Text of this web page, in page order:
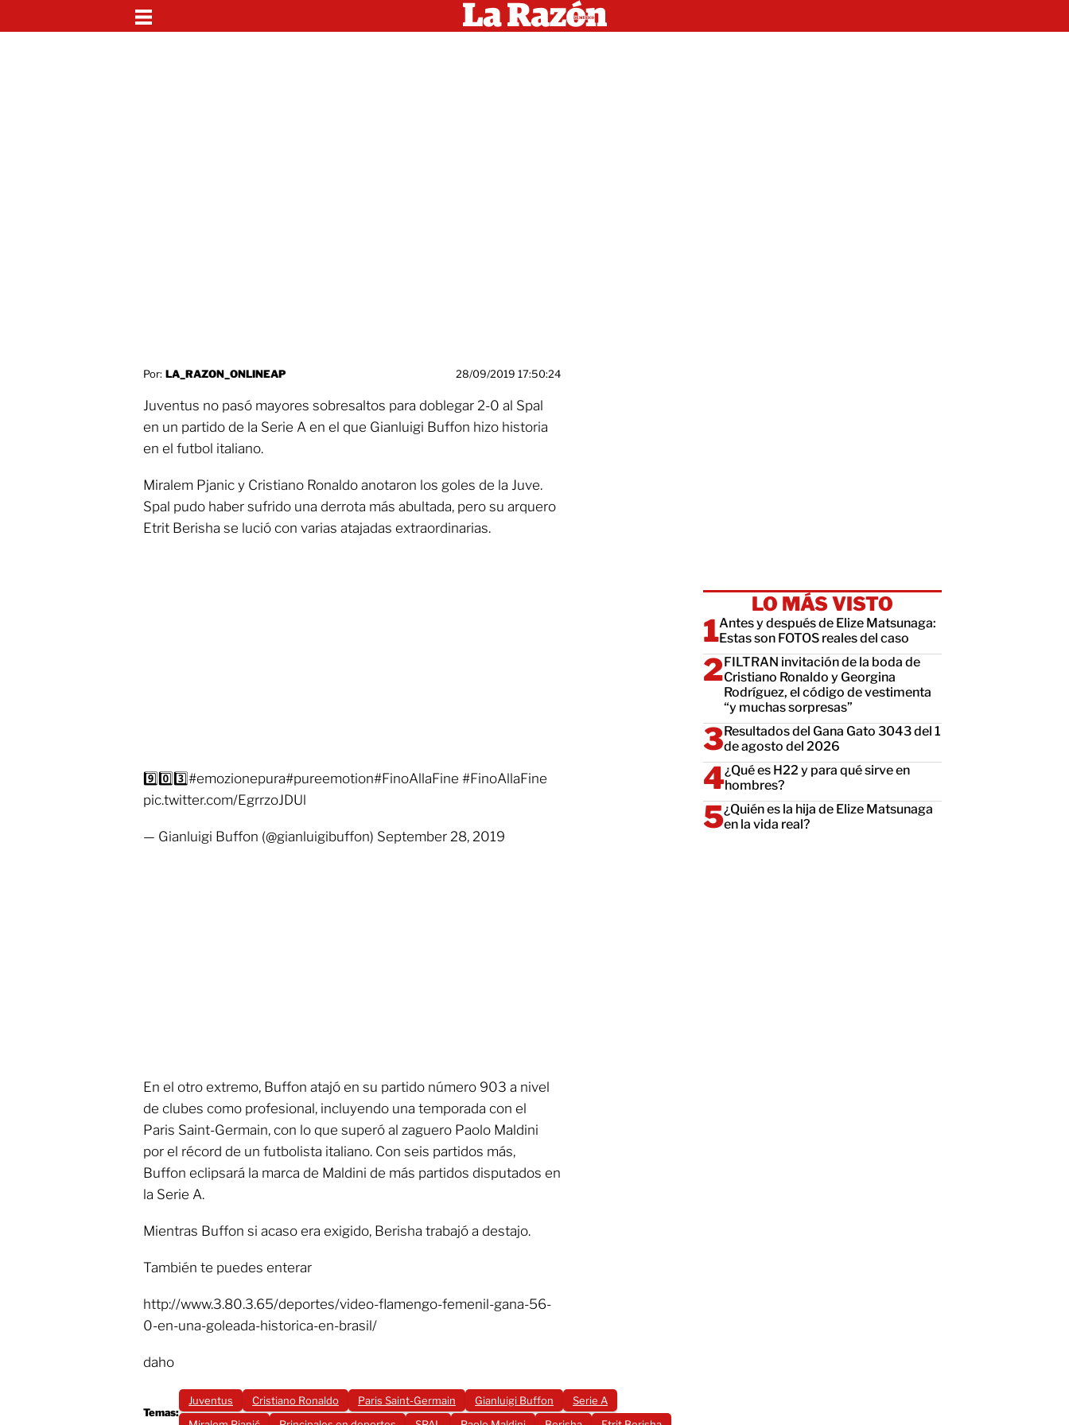
Por: LA_RAZON_ONLINEAP 28/09/2019 17:50:24
Juventus no pasó mayores sobresaltos para doblegar 2-0 al Spal
en un partido de la Serie A en el que Gianluigi Buffon hizo historia
en el futbol italiano.
Miralem Pjanic y Cristiano Ronaldo anotaron los goles de la Juve.
Spal pudo haber sufrido una derrota más abultada, pero su arquero
Etrit Berisha se lució con varias atajadas extraordinarias.
9️⃣0️⃣3️⃣#emozionepura#pureemotion#FinoAllaFine #FinoAllaFine
pic.twitter.com/EgrrzoJDUl
— Gianluigi Buffon (@gianluigibuffon) September 28, 2019
En el otro extremo, Buffon atajó en su partido número 903 a nivel
de clubes como profesional, incluyendo una temporada con el
Paris Saint-Germain, con lo que superó al zaguero Paolo Maldini
por el récord de un futbolista italiano. Con seis partidos más,
Buffon eclipsará la marca de Maldini de más partidos disputados en
la Serie A.
Mientras Buffon si acaso era exigido, Berisha trabajó a destajo.
También te puedes enterar
http://www.3.80.3.65/deportes/video-flamengo-femenil-gana-56-
0-en-una-goleada-historica-en-brasil/
daho
Temas:
Juventus Cristiano Ronaldo Paris Saint-Germain Gianluigi Buffon
Serie A
LO MÁS VISTO
Antes y después de Elize Matsunaga:
Estas son FOTOS reales del caso
FILTRAN invitación de la boda de
Cristiano Ronaldo y Georgina
Rodríguez, el código de vestimenta
“y muchas sorpresas”
Resultados del Gana Gato 3043 del 1
de agosto del 2026
¿Qué es H22 y para qué sirve en
hombres?
¿Quién es la hija de Elize Matsunaga
en la vida real?